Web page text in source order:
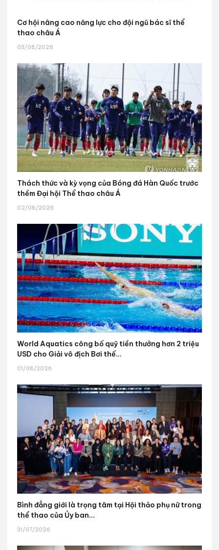
Cơ hội nâng cao năng lực cho đội ngũ bác sĩ thể
thao châu Á
03/08/2026
Thách thức và kỳ vọng của Bóng đá Hàn Quốc trước
thềm Đại hội Thể thao châu Á
02/08/2026
World Aquatics công bố quỹ tiền thưởng hơn 2 triệu
USD cho Giải vô địch Bơi thế...
01/08/2026
Bình đẳng giới là trọng tâm tại Hội thảo phụ nữ trong
thể thao của Ủy ban...
31/07/2026